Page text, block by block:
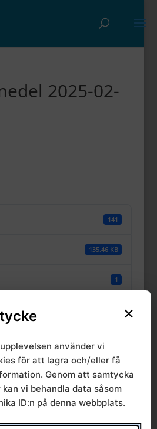
2025-02-
141
135.46 KB
1
27
×
använder vi
för att lagra och/eller få
Genom att samtycka
vi behandla data såsom
ID:n på denna webbplats.